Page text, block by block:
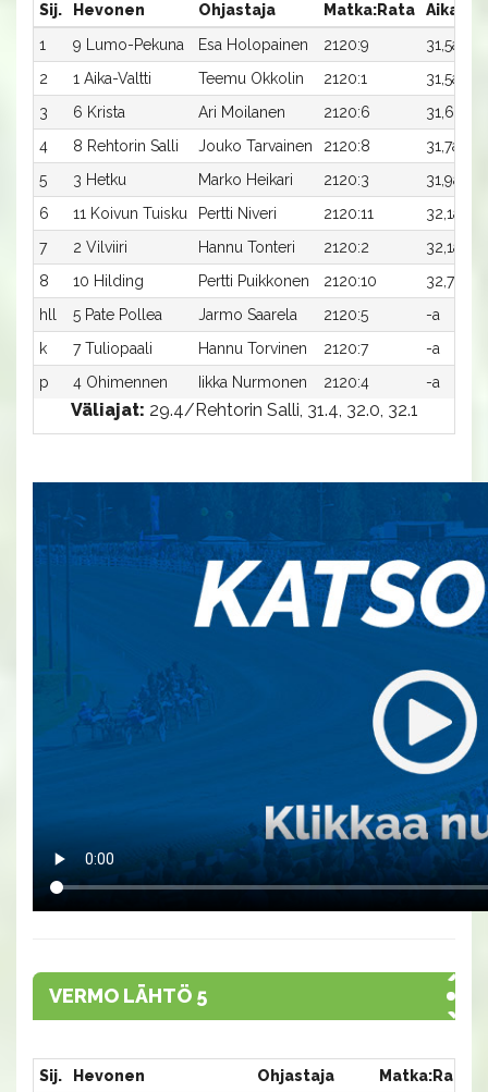
Sij. Hevonen Ohjastaja Matka:Rata Aika
1
9 Lumo-Pekuna Esa Holopainen 2120:9 31,5a
2
1 Aika-Valtti Teemu Okkolin 2120:1 31,5a
3
6 Krista Ari Moilanen 2120:6 31,6a
4
8 Rehtorin Salli Jouko Tarvainen 2120:8 31,7a
5
3 Hetku Marko Heikari 2120:3 31,9a
6
11 Koivun Tuisku Pertti Niveri 2120:11 32,1a
7
2 Vilviiri Hannu Tonteri 2120:2 32,1a
8
10 Hilding Pertti Puikkonen 2120:10 32,7a
hll
5 Pate Pollea Jarmo Saarela 2120:5 -a
k
7 Tuliopaali Hannu Torvinen 2120:7 -a
p
4 Ohimennen Iikka Nurmonen 2120:4 -a
Väliajat: 29.4/Rehtorin Salli, 31.4, 32.0, 32.1
VERMO LÄHTÖ 5
Sij. Hevonen Ohjastaja Matka:Rata